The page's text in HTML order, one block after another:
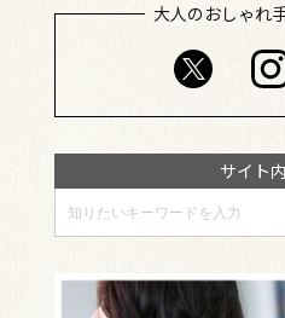
大人のおしゃれ
サイト